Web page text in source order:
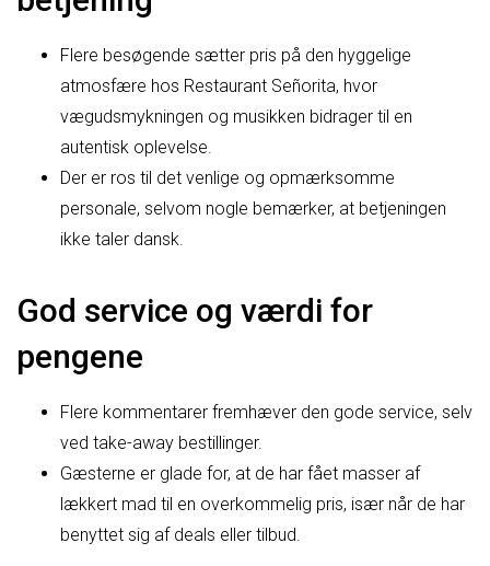
Flere besøgende sætter pris på den hyggelige
atmosfære hos Restaurant Señorita, hvor
vægudsmykningen og musikken bidrager til en
autentisk oplevelse.
Der er ros til det venlige og opmærksomme
personale, selvom nogle bemærker, at betjeningen
ikke taler dansk.
God service og værdi for
pengene
Flere kommentarer fremhæver den gode service, selv
ved take-away bestillinger.
Gæsterne er glade for, at de har fået masser af
lækkert mad til en overkommelig pris, især når de har
benyttet sig af deals eller tilbud.